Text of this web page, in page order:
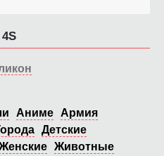
Аниме
Армия
Детские
Животные